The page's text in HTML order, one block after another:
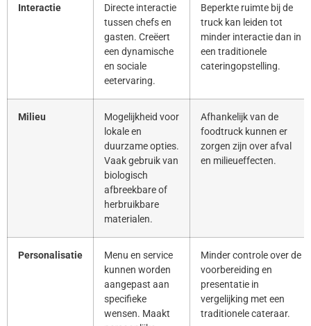
Interactie
Directe interactie
tussen chefs en
gasten. Creëert
een dynamische
en sociale
eetervaring.
Beperkte ruimte bij de
truck kan leiden tot
minder interactie dan in
een traditionele
cateringopstelling.
Milieu
Mogelijkheid voor
lokale en
duurzame opties.
Vaak gebruik van
biologisch
afbreekbare of
herbruikbare
materialen.
Afhankelijk van de
foodtruck kunnen er
zorgen zijn over afval
en milieueffecten.
Personalisatie
Menu en service
kunnen worden
aangepast aan
specifieke
wensen. Maakt
Minder controle over de
voorbereiding en
presentatie in
vergelijking met een
traditionele cateraar.